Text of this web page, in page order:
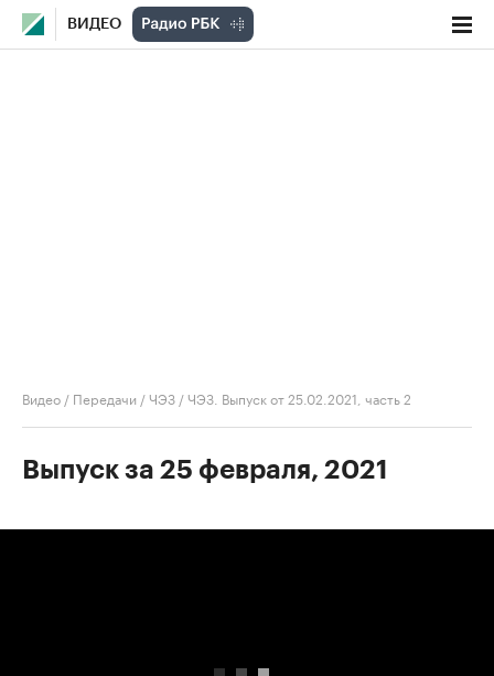
ВИДЕО
Видео / Передачи /ЧЭЗ /ЧЭЗ. Выпуск от 25.02.2021, часть 2
Выпуск за 25 февраля, 2021